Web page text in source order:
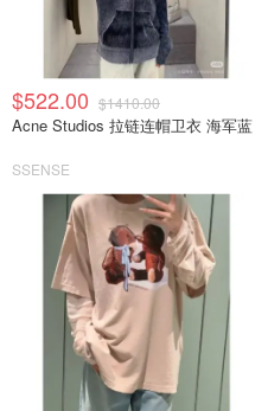
$522.00 $1410.00
Acne Studios 拉链连帽卫衣 海军蓝
SSENSE